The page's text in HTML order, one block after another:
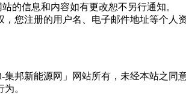
的信息和内容如有更改恕不另行通知。
您注册的用户名、电子邮件地址等个
集邦新能源网」网站所有，未经本站之
。